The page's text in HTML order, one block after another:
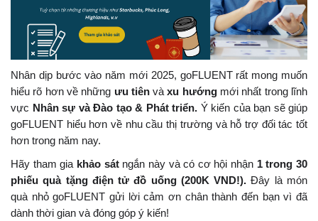
Nhân dịp bước vào năm mới 2025, goFLUENT rất mong muốn
hiểu rõ hơn về những ưu tiênvàxu hướng mới nhất trong lĩnh
vực Nhân sự và Đào tạo & Phát triển. Ý kiến của bạn sẽ giúp
goFLUENT hiểuhơn về nhu cầu thị trường và hỗ trợ đối tác tốt
hơn trong năm nay.
Hãy tham gia khảo sátngắn này và có cơ hội nhận 1 trong 30
phiếu quà tặng điện tử đồ uống (200K VND!). Đây là món
quà nhỏ goFLUENT gửi lời cảm ơn chân thành đến bạn vì đã
dành thời gian và đóng góp ý kiến!